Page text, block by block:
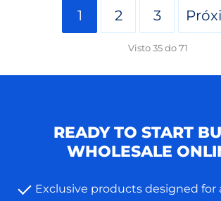
1 2 3
Visto 35 do 71
READY TO START
WHOLESALE
Exclusive products designed for